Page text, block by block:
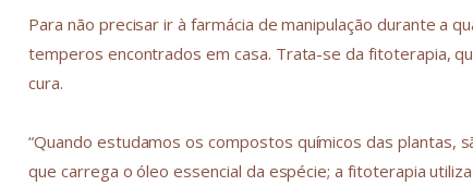
Para não precisar ir à farmácia de manipulação durante a
temperos encontrados em casa. Trata-se da fitoterapia,
cura.
“Quando estudamos os compostos químicos das plantas,
que carrega o óleo essencial da espécie; a fitoterapia